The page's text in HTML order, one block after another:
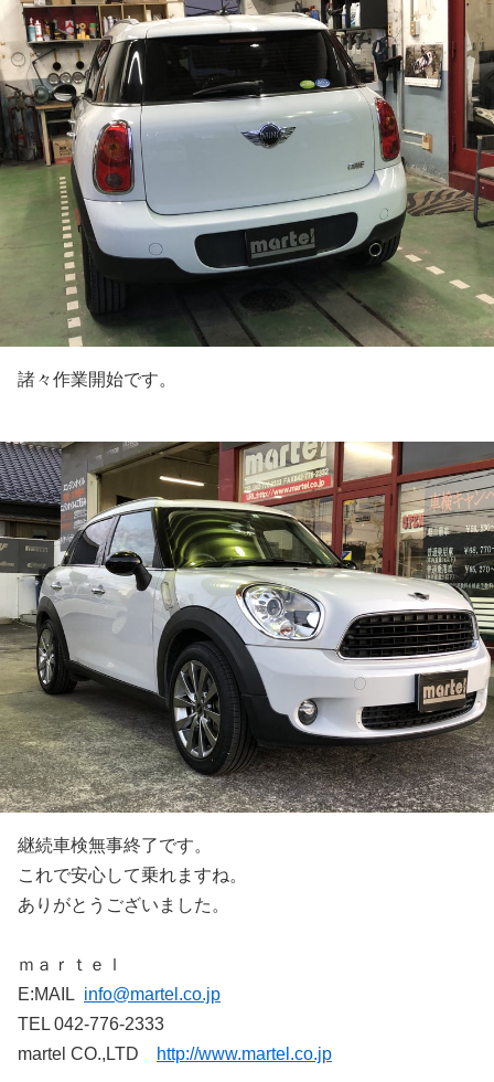
諸々作業開始です。
継続車検無事終了です。
これで安心して乗れますね。
ありがとうございました。
ｍａｒｔｅｌ
E:MAIL info@martel.co.jp
TEL 042-776-2333
martel CO.,LTD
http://www.martel.co.jp